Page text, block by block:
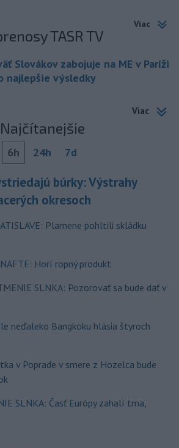
Viac
TASR TV
Slovákov zabojuje na ME v Paríži
najlepšie výsledky
Viac
Najčítanejšie
6h 24h 7d
búrky: Výstrahy
okresoch
Plamene pohltili skládku
Horí ropný produkt
SLNKA: Pozorovať sa bude dať v
neďaleko Bangkoku hlásia štyroch
v Poprade v smere z Hozelca bude
SLNKA: Časť Európy zahalí tma,